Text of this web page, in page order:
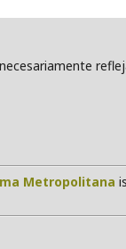
Metropolitana